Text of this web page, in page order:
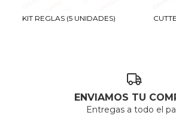
KIT REGLAS (5 UNIDADES)
ENVIAMOS TU
Entregas a todo el